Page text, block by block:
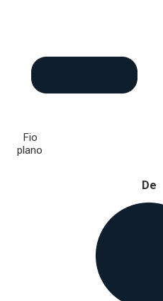
Fio
plano
De